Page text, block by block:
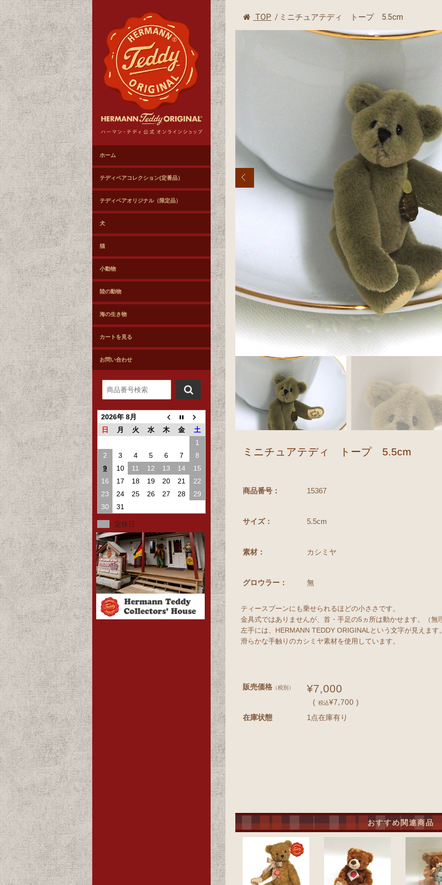
ホーム
テディベアコレクション(定番品）
テディベアオリジナル（限定品）
犬
猫
小動物
陸の動物
海の生き物
カートを見る
お問い合わせ
2026年 8月
日
月 火 水 木 金
土
1
2
3 4 5 6 7
8
9
10 11 12 13 14
15
16
17 18 19 20 21
22
23
24 25 26 27 28
29
30
31
定休日
TOP / ミニチュアテディ トープ 5.5cm
ミニチュアテディ トープ 5.5cm
商品番号： 15367
サイズ： 5.5cm
素材： カシミヤ
グロウラー： 無
ティースプーンにも乗せられるほどの小ささです。
金具式ではありませんが、首・手足の5ヵ所は動かせます。（無
左手には、HERMANN TEDDY ORIGINALという文字が見えます
滑らかな手触りのカシミヤ素材を使用しています。
販売価格 （税別） ¥7,000
(税込¥7,700 )
在庫状態
1点在庫有り
おすすめ関連商品